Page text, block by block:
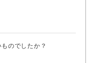
のでしたか？